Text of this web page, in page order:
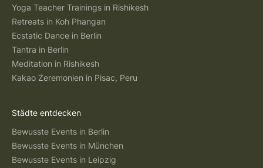
Yoga Teacher Trainings in Rishikesh
Retreats in Koh Phangan
Ecstatic Dance in Berlin
Tantra in Berlin
Meditation in Rishikesh
Kakao Zeremonien in Pisac, Peru
Städte entdecken
Bewusste Events in Berlin
Bewusste Events in München
Bewusste Events in Leipzig